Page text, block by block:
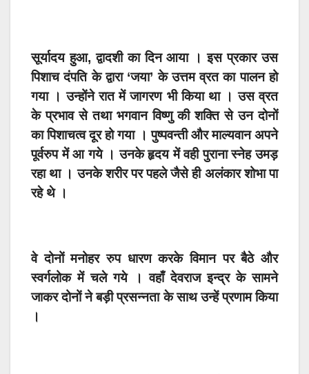
सूर्यादय हुआ, द्वादशी का दिन आया । इस प्रकार उस
पिशाच दंपति के द्वारा ‘जया’ के उत्तम व्रत का पालन हो
गया । उन्होंने रात में जागरण भी किया था । उस व्रत
के प्रभाव से तथा भगवान विष्णु की शक्ति से उन दोनों
का पिशाचत्व दूर हो गया । पुष्पवन्ती और माल्यवान अपने
पूर्वरुप में आ गये । उनके हृदय में वही पुराना स्नेह उमड़
रहा था । उनके शरीर पर पहले जैसे ही अलंकार शोभा पा
रहे थे ।
वे दोनों मनोहर रुप धारण करके विमान पर बैठे और
स्वर्गलोक में चले गये । वहाँ देवराज इन्द्र के सामने
जाकर दोनों ने बड़ी प्रसन्नता के साथ उन्हें प्रणाम किया
।